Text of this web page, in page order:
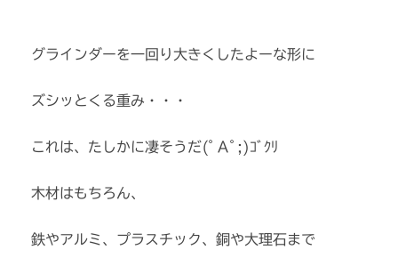
グラインダーを一回り大きくしたよーな形に
ズシッとくる重み・・・
これは、たしかに凄そうだ(ﾟＡﾟ;)ｺﾞｸﾘ
木材はもちろん、
鉄やアルミ、プラスチック、銅や大理石まで